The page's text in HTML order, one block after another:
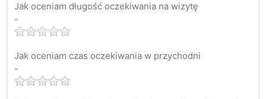
Jak oceniam długość oczekiwania na wizytę
-
Jak oceniam czas oczekiwania w przychodni
-